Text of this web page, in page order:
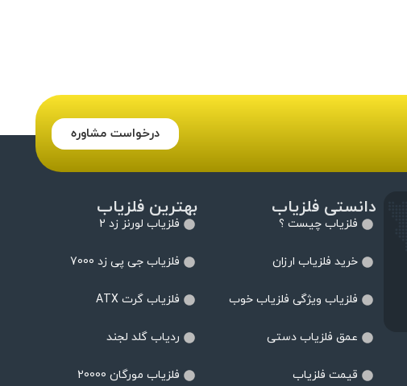
درخواست مشاوره
دانستی فلزیاب
فلزیاب چیست ؟
خرید فلزیاب ارزان
فلزیاب ویژگی فلزیاب خوب
عمق فلزیاب دستی
قیمت فلزیاب
بهترین فلزیاب
فلزیاب لورنز زد 2
فلزیاب جی پی زد 7000
فلزیاب گرت ATX
ردیاب گلد لجند
فلزیاب مورگان 20000